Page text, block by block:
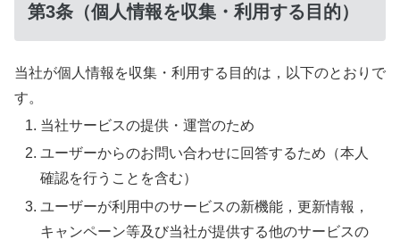
第3条（個人情報を収集・利用する目的）
当社が個人情報を収集・利用する目的は，以下のとおりで
す。
当社サービスの提供・運営のため
ユーザーからのお問い合わせに回答するため（本人
確認を行うことを含む）
ユーザーが利用中のサービスの新機能，更新情報，
キャンペーン等及び当社が提供する他のサービスの